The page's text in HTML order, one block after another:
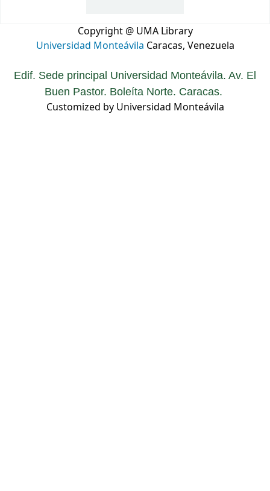
Copyright @ UMA Library
Universidad Monteávila Caracas, Venezuela
Edif. Sede principal Universidad Monteávila. Av. El
Buen Pastor. Boleíta Norte. Caracas.
Customized by Universidad Monteávila